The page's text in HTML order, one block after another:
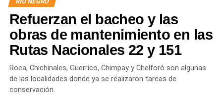
Por otra parte, en Gral. E. Godoy se registran valores de
turbiedad cercanos a 80 NTU, mientras que en
Chichinales rondan los 10 NTU. En ambos casos, las
plantas continúan funcionando con monitoreo
permanente.
Los equipos técnicos de Aguas Rionegrinas mantienen
un seguimiento constante de la evolución de la turbiedad
Refuerzan el bacheo y las
obras de mantenimiento en las
Rutas Nacionales 22 y 151
Roca, Chichinales, Guerrico, Chimpay y Chelforó son algunas
de las localidades donde ya se realizaron tareas de
conservación.